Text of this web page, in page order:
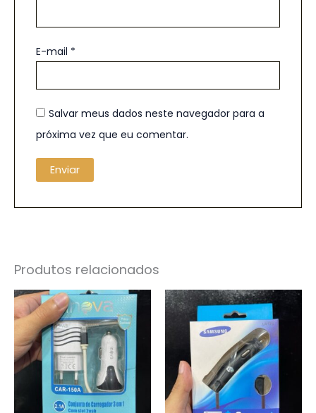
E-mail *
Salvar meus dados neste navegador para a
próxima vez que eu comentar.
Produtos relacionados